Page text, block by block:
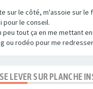
sur le côté, m'assoie sur
pour le conseil.
peu tout ça en me mettant
ou rodéo pour me
LEVER SUR PLANCHE